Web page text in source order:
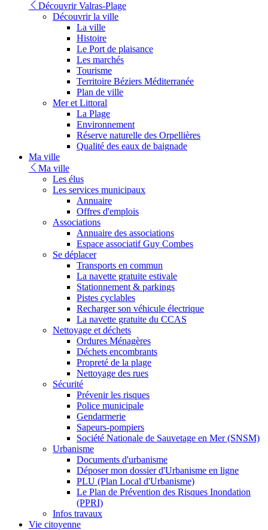
Découvrir Valras-Plage
Découvrir la ville
La ville
Histoire
Le Port de plaisance
Les marchés
Tourisme
Territoire Béziers Méditerranée
Plan de ville
Mer et Littoral
La Plage
Environnement
Réserve naturelle des Orpellières
Qualité des eaux de baignade
Ma ville
Ma ville
Les élus
Les services municipaux
Annuaire
Offres d'emplois
Associations
Annuaire des associations
Espace associatif Guy Combes
Se déplacer
Transports en commun
La navette gratuite estivale
Stationnement & parkings
Pistes cyclables
Recharger son véhicule électrique
La navette gratuite du CCAS
Nettoyage et déchets
Ordures Ménagères
Déchets encombrants
Propreté de la plage
Nettoyage des rues
Sécurité
Prévenir les risques
Police municipale
Gendarmerie
Sapeurs-pompiers
Société Nationale de Sauvetage en Mer (SNSM)
Urbanisme
Documents d'urbanisme
Déposer mon dossier d'Urbanisme en ligne
PLU (Plan Local d'Urbanisme)
Le Plan de Prévention des Risques Inondation
(PPRI)
Infos travaux
Vie citoyenne